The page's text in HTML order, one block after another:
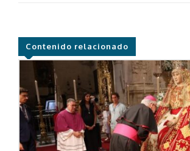
Contenido relacionado